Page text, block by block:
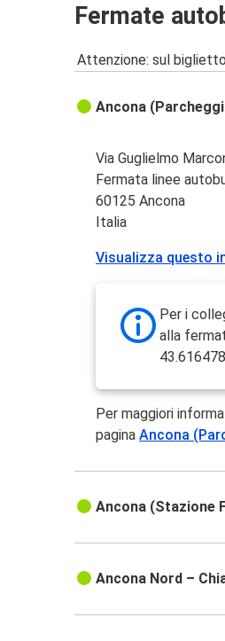
Fermate
Attenzione: sul
Ancona
Via Guglielmo
Fermata linee
60125 Ancona
Italia
Visualizza questo
Per i
alla
Per maggiori
paginaAncona
Ancona (Stazione
Ancona Nord –